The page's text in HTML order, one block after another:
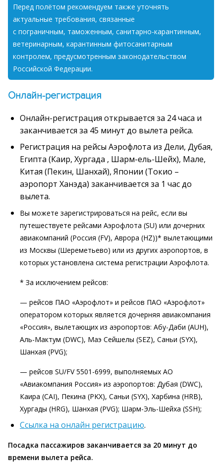
Перед полётом рекомендуем также уточнять
актуальные требования, связанные
с пограничным, таможенным, санитарно-карантинным,
ветеринарным, карантинным фитосанитарным
контролем, предусмотренным законодательством
Российской Федерации.
Онлайн-регистрация
Онлайн-регистрация открывается за 24 часа и
заканчивается за 45 минут до вылета рейса.
Регистрация на рейсы Аэрофлота из Дели, Дубая,
Египта (Каир, Хургада , Шарм-ель-Шейх), Мале,
Китая (Пекин, Шанхай), Японии (Токио –
аэропорт Ханэда) заканчивается за 1 час до
вылета.
Вы можете зарегистрироваться на рейс, если вы
путешествуете рейсами Аэрофлота (SU) или дочерних
авиакомпаний (Россия (FV), Аврора (HZ))* вылетающими
из Москвы (Шереметьево) или из других аэропортов, в
которых установлена система регистрации Аэрофлота.
* За исключением рейсов:
— рейсов ПАО «Аэрофлот» и рейсов ПАО «Аэрофлот»
оператором которых является дочерняя авиакомпания
«Россия», вылетающих из аэропортов: Абу-Даби (AUH),
Аль-Мактум (DWC), Маэ Сейшелы (SEZ), Саньи (SYX),
Шанхая (PVG);
— рейсов SU/FV 5501-6999, выполняемых АО
«Авиакомпания Россия» из аэропортов: Дубая (DWC),
Каира (CAI), Пекина (PKX), Саньи (SYX), Харбина (HRB),
Хургады (HRG), Шанхая (PVG); Шарм-Эль-Шейха (SSH);
Ссылка на онлайн регистрацию.
Посадка пассажиров заканчивается за 20 минут до
времени вылета рейса.